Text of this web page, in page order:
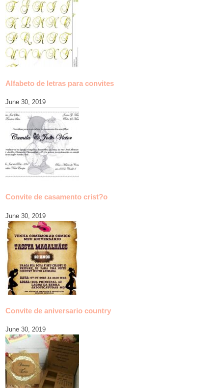
Alfabeto de letras para convites
June 30, 2019
Convite de casamento crist?o
June 30, 2019
Convite de aniversario country
June 30, 2019